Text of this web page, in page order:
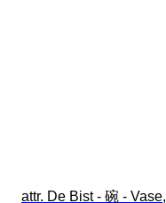
attr. De Bist - 碗 - Vase,